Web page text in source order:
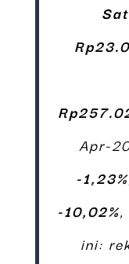
Apr-
-1,23%
-10,02%,
ini: